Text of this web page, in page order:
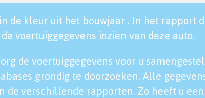
de kleur uit het bouwjaar . In het rapport
voertuiggegevens inzien van deze auto.
de voertuiggegevens voor u
grondig te doorzoeken. Alle
de verschillende rapporten. Zo heeft u